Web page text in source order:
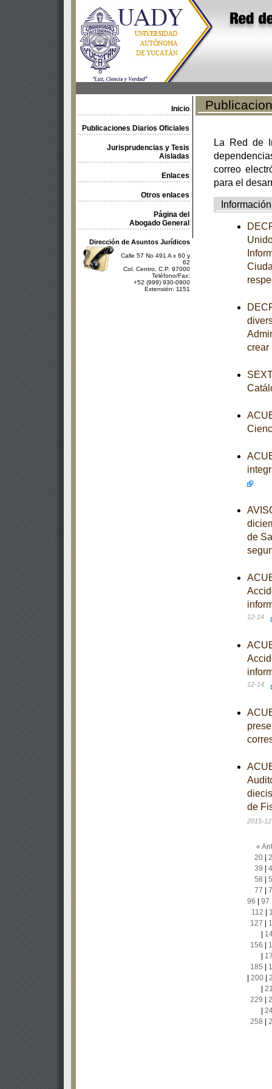
Inicio
Publicaciones Diarios Oficiales
Jurisprudencias y Tesis
Aisladas
Enlaces
Otros enlaces
Página del
Abogado General
Dirección de Asuntos Jurídicos
Calle 57 No 491 A x 60 y
62
Col. Centro, C.P. 97000
Teléfono/Fax:
+52 (999) 930-0900
Extensión: 1151
La Red de
correo
para el
Información
crear
de
12-14
12-14
de
2015-
«
20|
39
58
77
96
97
112
127
156
185
200|
229
258